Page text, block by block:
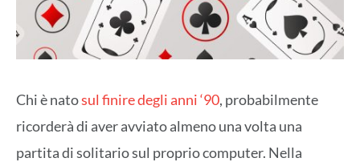
Chi è natosul finire degli anni ‘90, probabilmente
ricorderà di aver avviato almeno una volta una
partita di solitario sul proprio computer. Nella